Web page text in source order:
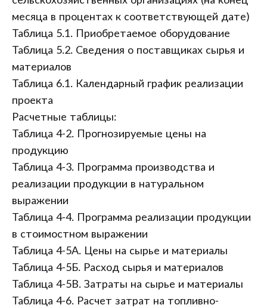
месяца в процентах к соответствующей дате)
Таблица 5.1. Приобретаемое оборудование
Таблица 5.2. Сведения о поставщиках сырья и
материалов
Таблица 6.1. Календарный график реализации
проекта
Расчетные таблицы:
Таблица 4-2. Прогнозируемые цены на
продукцию
Таблица 4-3. Программа производства и
реализации продукции в натуральном
выражении
Таблица 4-4. Программа реализации продукции
в стоимостном выражении
Таблица 4-5А. Цены на сырье и материалы
Таблица 4-5Б. Расход сырья и материалов
Таблица 4-5В. Затраты на сырье и материалы
Таблица 4-6. Расчет затрат на топливно-